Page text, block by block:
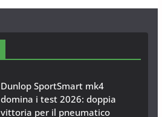
Dunlop SportSmart mk4
domina i test 2026: doppia
vittoria per il pneumatico